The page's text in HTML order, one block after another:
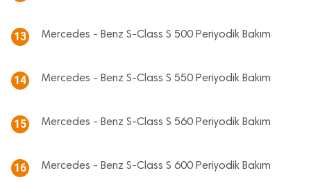
13 Mercedes - Benz S-Class S 500 Periyodik Bakım
14 Mercedes - Benz S-Class S 550 Periyodik Bakım
15 Mercedes - Benz S-Class S 560 Periyodik Bakım
16 Mercedes - Benz S-Class S 600 Periyodik Bakım